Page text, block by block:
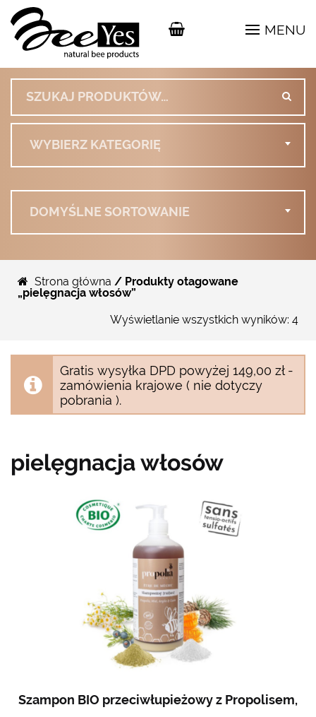
MENU
WYBIERZ KATEGORIĘ
DOMYŚLNE SORTOWANIE
Strona główna / Produkty otagowane
„pielęgnacja włosów”
Wyświetlanie wszystkich wyników: 4
Gratis wysyłka DPD powyżej 149,00 zł -
zamówienia krajowe ( nie dotyczy
pobrania ).
pielęgnacja włosów
Szampon BIO przeciwłupieżowy z Propolisem,